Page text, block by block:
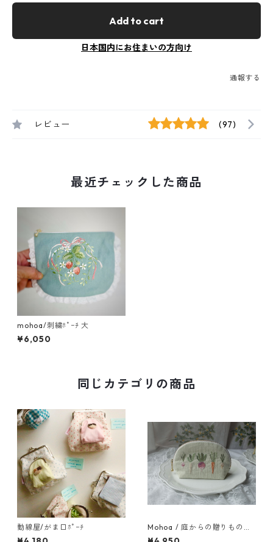
Add to cart
日本国内にお住まいの方向け
通報する
レビュー (97)
最近チェックした商品
mohoa/刺繍ﾎﾟｰﾁ 大
¥6,050
同じカテゴリの商品
動線屋/がま口ﾎﾟｰﾁ
Mohoa / 庭からの贈りもの刺
繍ポーチ